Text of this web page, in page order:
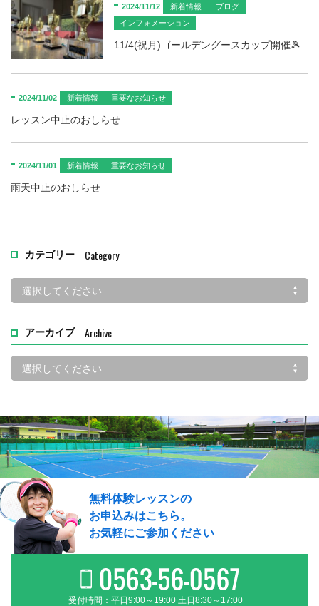
2024/11/12 新着情報
ブログ
インフォメーション
11/4(祝月)ゴールデングースカップ開催🎾
2024/11/02 新着情報 重要なお知らせ
レッスン中止のおしらせ
2024/11/01 新着情報 重要なお知らせ
雨天中止のおしらせ
カテゴリー Category
アーカイブ Archive
無料体験レッスンの
お申込みはこちら。
お気軽にご参加ください
受付時間：平日9:00～19:00 土日8:30～17:00